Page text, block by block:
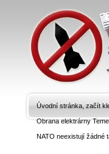
Úvodní stránka, začít
Obrana elektrárny
NATO neexistují žádné